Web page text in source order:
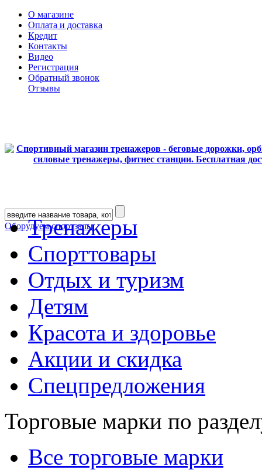
О магазине
Оплата и доставка
Кредит
Контакты
Видео
Регистрация
Обратный звонок
Отзывы
Оборудуем спортзалы
Тренажеры
Спорттовары
Отдых и туризм
Детям
Красота и здоровье
Акции и скидка
Спецпредложения
Торговые марки по
Все торговые марки